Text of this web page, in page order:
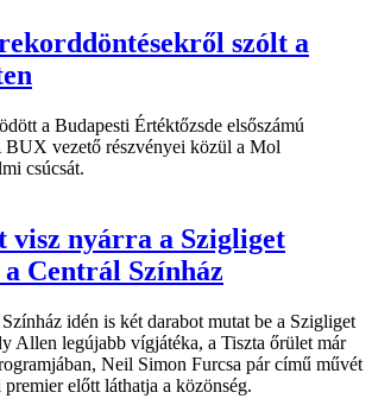
szólt a
a Budapesti Értéktőzsde elsőszámú
BUX vezető részvényei közül a Mol
csúcsát.
visz nyárra a Szigliget
Centrál Színház
idén is két darabot mutat be a Szigliget
Allen legújabb vígjátéka, a Tiszta őrület már
Neil Simon Furcsa pár című művét
premier előtt láthatja a közönség.